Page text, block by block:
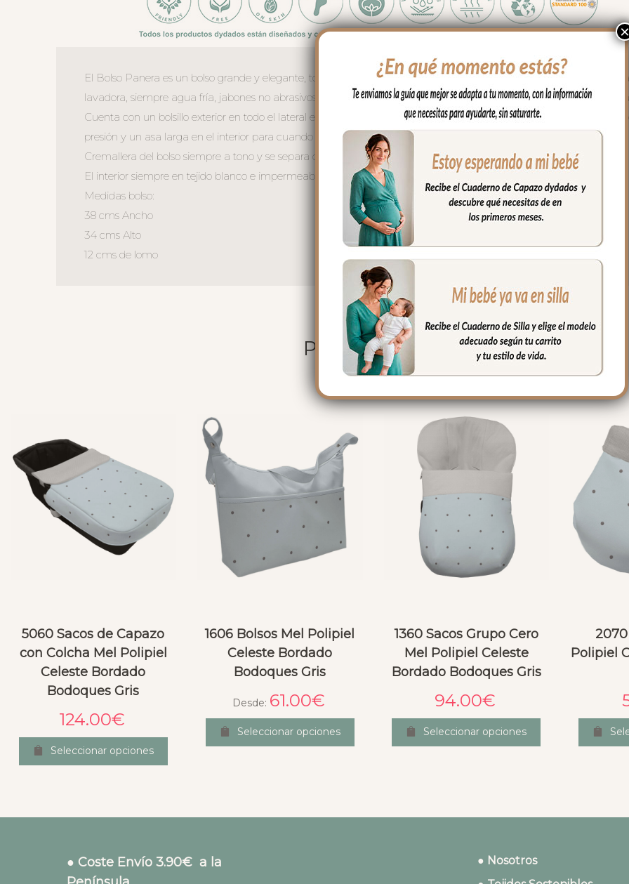
El Bolso Panera es un bolso grande y elegante, todo el exterior en tejido piqué; un piqué de algodón. Puedes lavar
lavadora, siempre agua fría, jabones no abrasivos y secado al natural. Recuerda quitar el culete rígido antes de
Cuenta con un bolsillo exterior en todo el lateral en piqué con bordados, asas para sujetar en el carrito mediante
presión y un asa larga en el interior para cuando quieres usar el bolso para llevar al hombro.
Cremallera del bolso siempre a tono y se separa completamente para tener un mejor acceso al interior del bolso.
El interior siempre en tejido blanco e impermeable con bolsillos en un lateral y el culete rígido.
Medidas bolso:
38 cms Ancho
34 cms Alto
12 cms de lomo
PRODUCTOS RELACIONADOS
5060 Sacos de Capazo
con Colcha Mel Polipiel
Celeste Bordado
Bodoques Gris
124.00€
Seleccionar opciones
1606 Bolsos Mel Polipiel
Celeste Bordado
Bodoques Gris
Desde: 61.00€
Seleccionar opciones
1360 Sacos Grupo Cero
Mel Polipiel Celeste
Bordado Bodoques Gris
94.00€
Seleccionar opciones
Polipiel
● Coste Envío 3.90€ a la
● Nosotros
×